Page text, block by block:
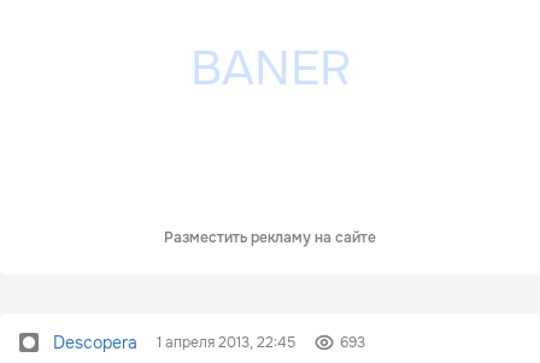
Разместить рекламу на сайте
Descopera 1 апреля 2013, 22:45 693